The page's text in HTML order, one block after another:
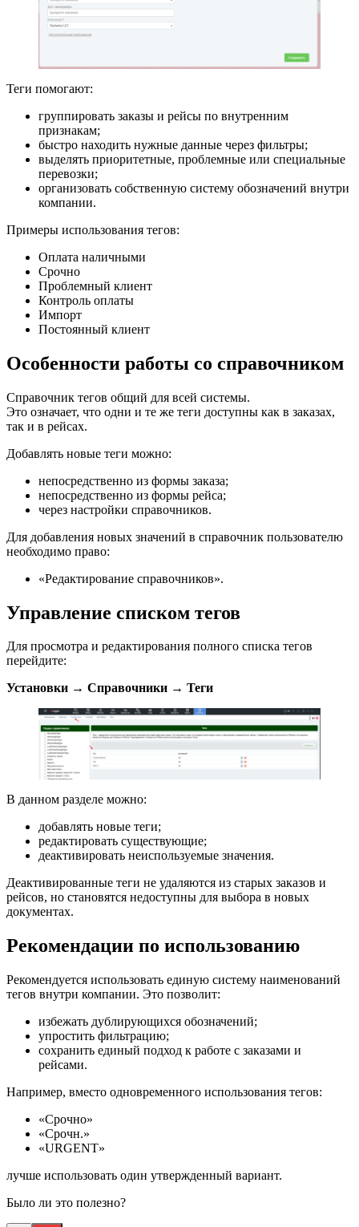
Теги помогают:
группировать заказы и рейсы по внутренним
признакам;
быстро находить нужные данные через фильтры;
выделять приоритетные, проблемные или специальные
перевозки;
организовать собственную систему обозначений внутри
компании.
Примеры использования тегов:
Оплата наличными
Срочно
Проблемный клиент
Контроль оплаты
Импорт
Постоянный клиент
Особенности работы со справочником
Справочник тегов общий для всей системы.
Это означает, что одни и те же теги доступны как в заказах,
так и в рейсах.
Добавлять новые теги можно:
непосредственно из формы заказа;
непосредственно из формы рейса;
через настройки справочников.
Для добавления новых значений в справочник пользователю
необходимо право:
«Редактирование справочников».
Управление списком тегов
Для просмотра и редактирования полного списка тегов
перейдите:
Установки → Справочники → Теги
В данном разделе можно:
добавлять новые теги;
редактировать существующие;
деактивировать неиспользуемые значения.
Деактивированные теги не удаляются из старых заказов и
рейсов, но становятся недоступны для выбора в новых
документах.
Рекомендации по использованию
Рекомендуется использовать единую систему наименований
тегов внутри компании. Это позволит:
избежать дублирующихся обозначений;
упростить фильтрацию;
сохранить единый подход к работе с заказами и
рейсами.
Например, вместо одновременного использования тегов:
«Срочно»
«Срочн.»
«URGENT»
лучше использовать один утвержденный вариант.
Было ли это полезно?